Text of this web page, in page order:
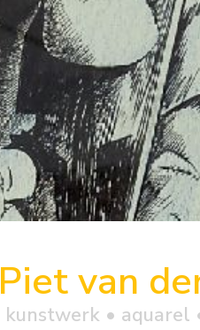
Piet van
kunstwerk • aquarel